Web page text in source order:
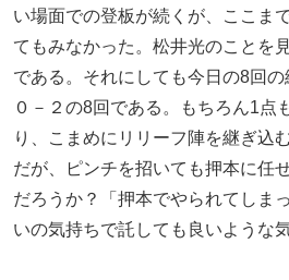
い場面での登板が続くが、ここま
てもみなかった。松井光のことを
である。それにしても今日の8回の
０－２の8回である。もちろん1点
り、こまめにリリーフ陣を継ぎ込
だが、ピンチを招いても押本に任
だろうか？「押本でやられてしま
いの気持ちで託しても良いような